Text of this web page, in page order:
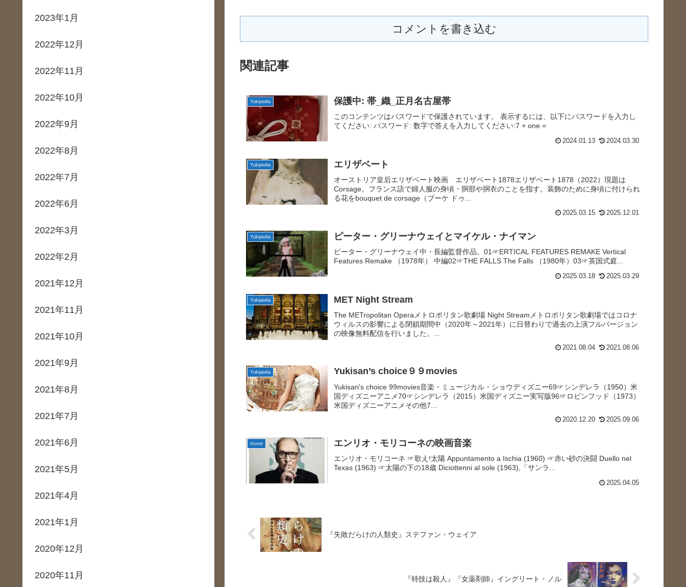
コメントを書き込む
関連記事
Yukipedia 保護中: 帯_織_正月名古屋帯
このコンテンツはパスワードで保護されています。 表示するには、以下にパスワードを入力し
てください: パスワード: 数字で答えを入力してください:7 + one =
2024.01.13 2024.03.30
Yukipedia エリザベート
オーストリア皇后エリザベート映画 エリザベート1878エリザベート1878（2022）現題は
Corsage。フランス語で婦人服の身頃・胴部や胴衣のことを指す。装飾のために身頃に付けられ
る花をbouquet de corsage（ブーケ ドゥ...
2025.03.15 2025.12.01
Yukipedia ピーター・グリーナウェイとマイケル・ナイマン
ピーター・グリーナウェイ中・長編監督作品。01☞ERTICAL FEATURES REMAKE Vertical
Features Remake （1978年） 中編02☞THE FALLS The Falls （1980年）03☞英国式庭...
2025.03.18 2025.03.29
Yukipedia MET Night Stream
The METropolitan Operaメトロポリタン歌劇場 Night Streamメトロポリタン歌劇場ではコロナ
ウィルスの影響による閉鎖期間中（2020年～2021年）に日替わりで過去の上演フルバージョン
の映像無料配信を行いました。...
2021.08.04 2021.08.06
Yukipedia Yukisan’s choice９９movies
Yukisan's choice 99movies音楽・ミュージカル・ショウディズニー69☞シンデレラ（1950）米
国ディズニーアニメ70☞シンデレラ（2015）米国ディズニー実写版96☞ロビンフッド（1973）
米国ディズニーアニメその他7...
2020.12.20 2025.09.06
movie エンリオ・モリコーネの映画音楽
エンリオ・モリコーネ ☞歌え!太陽 Appuntamento a Ischia (1960) ☞赤い砂の決闘 Duello nel
Texas (1963) ☞太陽の下の18歳 Diciottenni al sole (1963),「サンラ...
2025.04.05
『失敗だらけの人類史』ステファン・ウェイア
『特技は殺人』『女薬剤師』イングリート・ノル
2023年1月
2022年12月
2022年11月
2022年10月
2022年9月
2022年8月
2022年7月
2022年6月
2022年3月
2022年2月
2021年12月
2021年11月
2021年10月
2021年9月
2021年8月
2021年7月
2021年6月
2021年5月
2021年4月
2021年1月
2020年12月
2020年11月